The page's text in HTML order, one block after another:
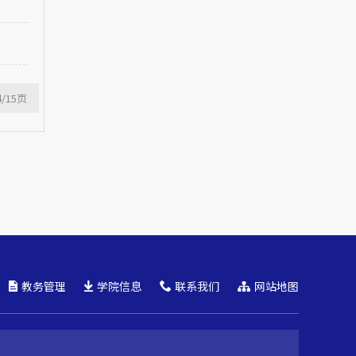
/15页
教务管理 学院信息 联系我们 网站地图